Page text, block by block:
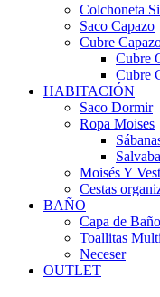
Colchoneta
Saco Capazo
Cubre
Cubre
Cubre
HABITACIÓN
Saco Dormir
Ropa Moises
Moisés Y
Cestas
BAÑO
Capa de Baño
Toallitas
Neceser
OUTLET